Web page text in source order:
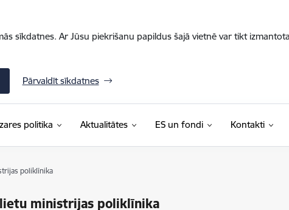
sīkdatnes. Ar Jūsu piekrišanu papildus šajā vietnē var tikt
Pārvaldīt sīkdatnes
politika Aktualitātes ES un fondi Kontakti
poliklīnika
ministrijas poliklīnika